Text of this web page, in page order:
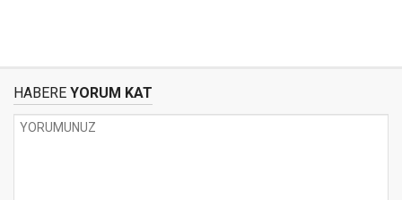
HABERE YORUM KAT